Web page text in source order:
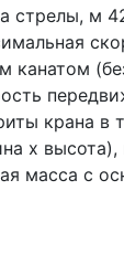
стрелы, м
канатом
крана в
х высота),
масса с